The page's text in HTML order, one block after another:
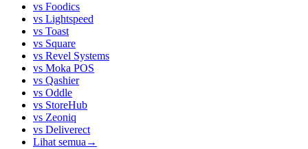
vs Foodics
vs Lightspeed
vs Toast
vs Square
vs Revel Systems
vs Moka POS
vs Qashier
vs Oddle
vs StoreHub
vs Zeoniq
vs Deliverect
Lihat semua →